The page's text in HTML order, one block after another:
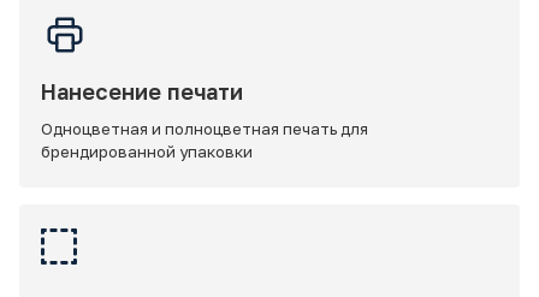
Нанесение печати
Одноцветная и полноцветная печать для
брендированной упаковки